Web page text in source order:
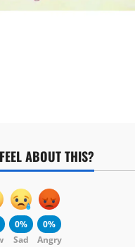
ABOUT THIS?
0%
Sad
0%
Angry